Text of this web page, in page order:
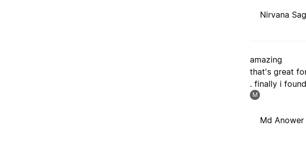
Nirvana
amazing
that's great
. finally i
M
Md Anower